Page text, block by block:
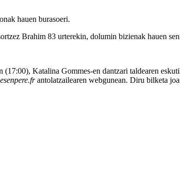
hauen burasoeri.
Brahim 83 urterekin, dolumin bizienak hauen
Katalina Gommes-en dantzari taldearen
antolatzailearen webgunean. Diru bilketa